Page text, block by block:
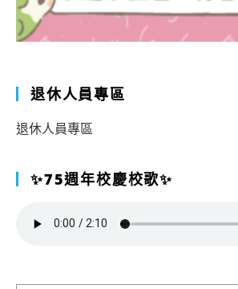
退休人員專區
退休人員專區
✨75週年校慶校歌✨